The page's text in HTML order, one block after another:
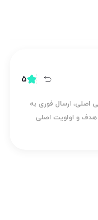
5
فوری به
اصلی